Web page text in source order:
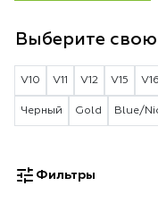
Выберите
V10 V11 V12 V15 V16
Черный Gold Blue/
Фильтры